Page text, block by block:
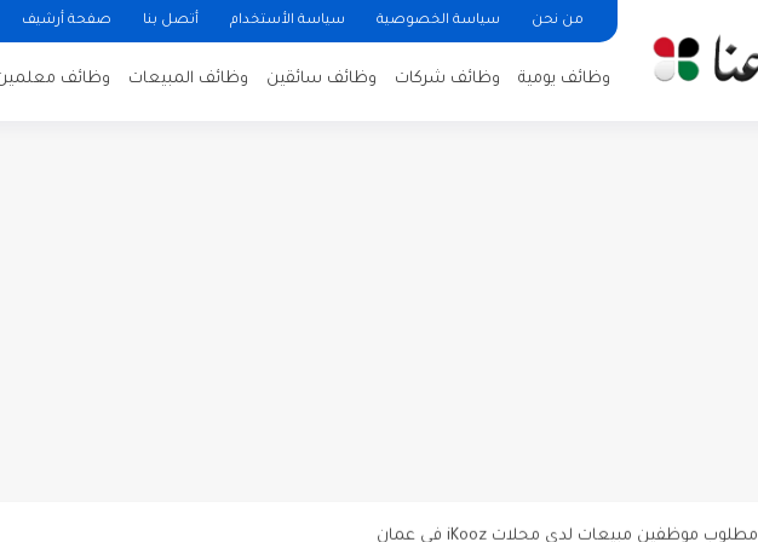
من نحن سياسة الخصوصية سياسة الأستخدام أتصل بنا صفحة أرشيف
وظائف يومية وظائف شركات وظائف سائقين وظائف المبيعات وظائف